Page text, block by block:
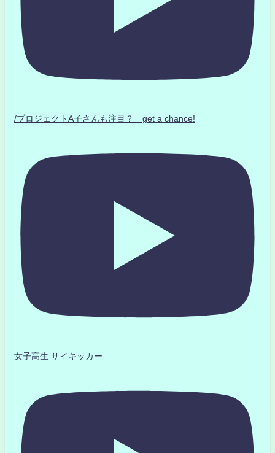
/プロジェクトA子さんも注目？ get a chance!
女子高生 サイキッカー